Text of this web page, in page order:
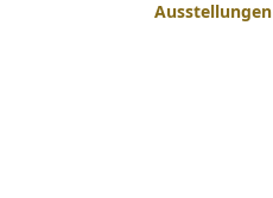
Ausstellungen